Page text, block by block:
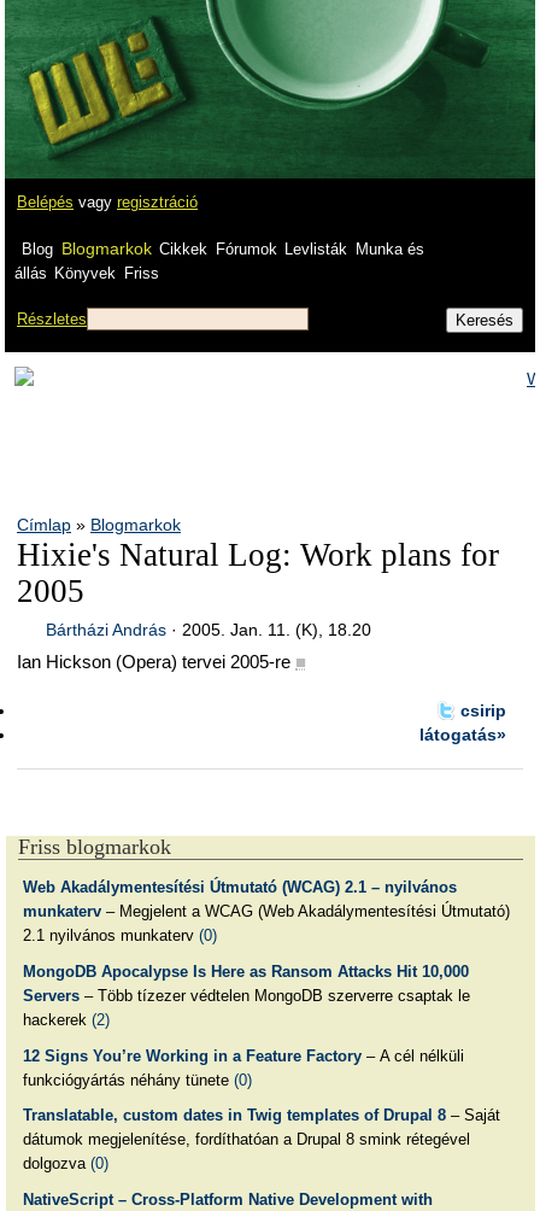
Belépés vagy regisztráció
Blog Blogmarkok Cikkek Fórumok Levlisták
Munka és
állás Könyvek Friss
Részletes
Címlap » Blogmarkok
Hixie's Natural Log: Work plans for
2005
Bártházi András· 2005. Jan. 11. (K), 18.20
Ian Hickson (Opera) tervei 2005-re ■
csirip
látogatás»
Friss blogmarkok
Web Akadálymentesítési Útmutató (WCAG) 2.1 – nyilvános
munkaterv– Megjelent a WCAG (Web Akadálymentesítési Útmutató)
2.1 nyilvános munkaterv (0)
MongoDB Apocalypse Is Here as Ransom Attacks Hit 10,000
Servers– Több tízezer védtelen MongoDB szerverre csaptak le
hackerek (2)
12 Signs You’re Working in a Feature Factory– A cél nélküli
funkciógyártás néhány tünete (0)
Translatable, custom dates in Twig templates of Drupal 8– Saját
dátumok megjelenítése, fordíthatóan a Drupal 8 smink rétegével
dolgozva (0)
NativeScript – Cross-Platform Native Development with